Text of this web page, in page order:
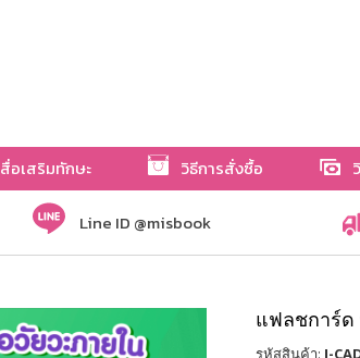
สื่อเสริมทักษะ วิธีการสั่งซื้อ
Line ID @misbook
แฟลชการ์ด
รหัสสินค้า: I-